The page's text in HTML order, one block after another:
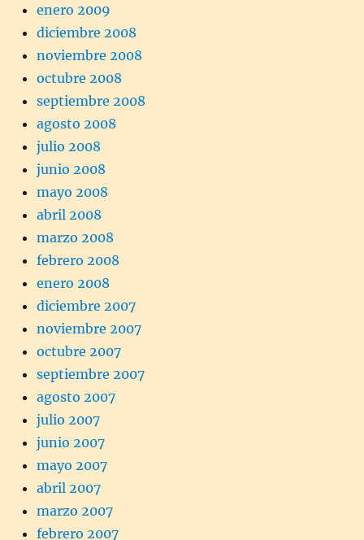
enero 2009
diciembre 2008
noviembre 2008
octubre 2008
septiembre 2008
agosto 2008
julio 2008
junio 2008
mayo 2008
abril 2008
marzo 2008
febrero 2008
enero 2008
diciembre 2007
noviembre 2007
octubre 2007
septiembre 2007
agosto 2007
julio 2007
junio 2007
mayo 2007
abril 2007
marzo 2007
febrero 2007